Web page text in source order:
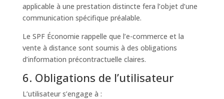
applicable à une prestation distincte fera l’objet d’une
communication spécifique préalable.
Le SPF Économie rappelle que l’e-commerce et la
vente à distance sont soumis à des obligations
d’information précontractuelle claires.
6. Obligations de l’utilisateur
L’utilisateur s’engage à :